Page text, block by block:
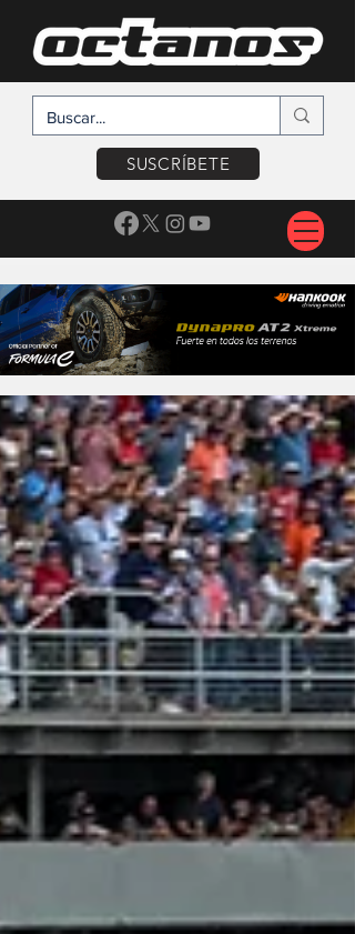
SUSCRÍBETE